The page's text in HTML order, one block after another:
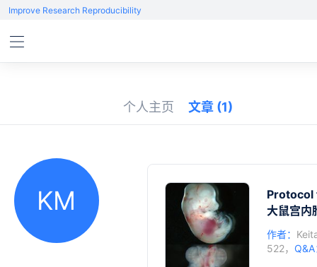
Improve Research Reproducibility
个人主页 文章 (1)
KM
Protocol
大鼠宫内
作者：
522，